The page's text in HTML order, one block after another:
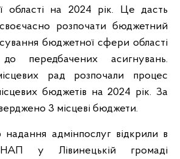
області на 2024 рік. Це дасть
розпочати бюджетний
бюджетної сфери області
до передбачених асигнувань.
рад розпочали процес
бюджетів на 2024 рік. За
3 місцеві бюджети.
адмінпослуг відкрили в
у Лівинецькій громаді